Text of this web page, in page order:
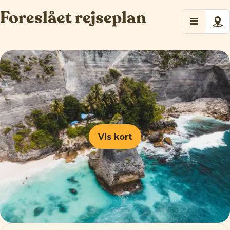
Foreslået rejseplan
Vis kort